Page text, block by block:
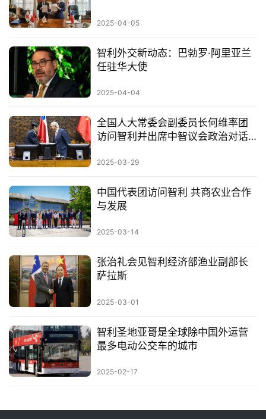
2025-04-05
智利外交新动态：巴勃罗·阿里亚兰
任驻华大使
2025-04-04
全国人大常委会副委员长何维率团
访问智利并出席中智议会政治对话
2025-03-29
中国代表团访问智利 共商农业合作
与发展
2025-03-14
张治礼会见智利经济部渔业副部长
萨拉斯
2025-03-01
智利圣地亚哥是全球除中国外运营
最多电动公交车的城市
2025-02-17